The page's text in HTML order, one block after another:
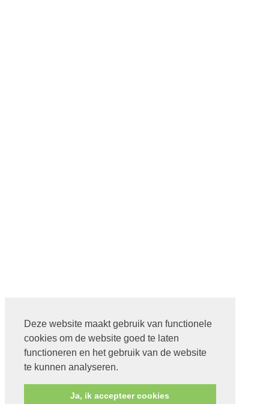
Deze website maakt gebruik van functionele
cookies om de website goed te laten
functioneren en het gebruik van de website
te kunnen analyseren.
Ja, ik accepteer cookies